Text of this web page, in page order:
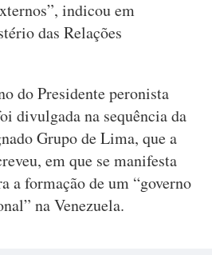
indicou em
das Relações
do Presidente peronista
divulgada na sequência da
Grupo de Lima, que a
em que se manifesta
a formação de um “governo
na Venezuela.